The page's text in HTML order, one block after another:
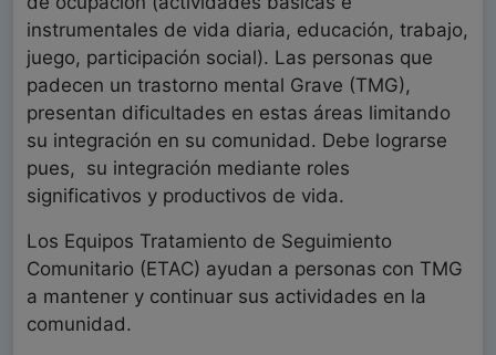
instrumentales de vida diaria, educación, trabajo,
juego, participación social). Las personas que
padecen un trastorno mental Grave (TMG),
presentan dificultades en estas áreas limitando
su integración en su comunidad. Debe lograrse
pues, su integración mediante roles
significativos y productivos de vida.
Los Equipos Tratamiento de Seguimiento
Comunitario (ETAC) ayudan a personas con TMG
a mantener y continuar sus actividades en la
comunidad.